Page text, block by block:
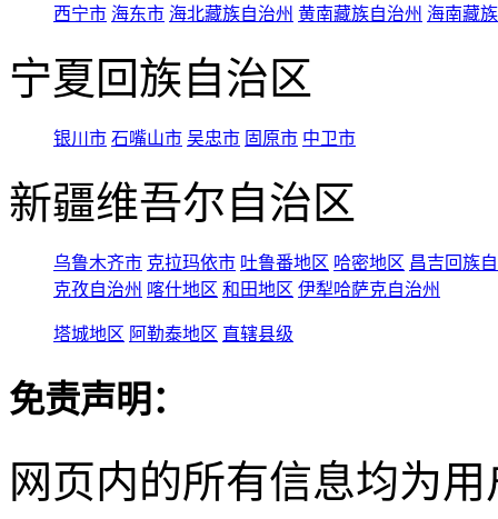
西宁市 海东市 海北藏族自治州 黄南藏族自治州 海南藏
宁夏回族自治区
银川市 石嘴山市 吴忠市 固原市 中卫市
新疆维吾尔自治区
乌鲁木齐市 克拉玛依市 吐鲁番地区 哈密地区 昌吉回族
克孜自治州 喀什地区 和田地区 伊犁哈萨克自治州
塔城地区 阿勒泰地区 直辖县级
免责声明：
网页内的所有信息均为